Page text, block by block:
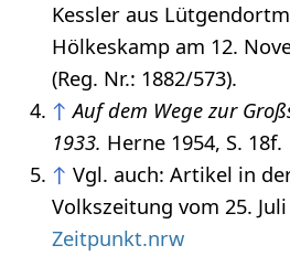
Kessler aus
Hölkeskamp am 12.
(Reg. Nr.: 1882/573).
↑ Auf dem Wege zur
1933. Herne 1954, S. 18f.
↑ Vgl. auch: Artikel in
Volkszeitung vom 25. Juli
Zeitpunkt.nrw